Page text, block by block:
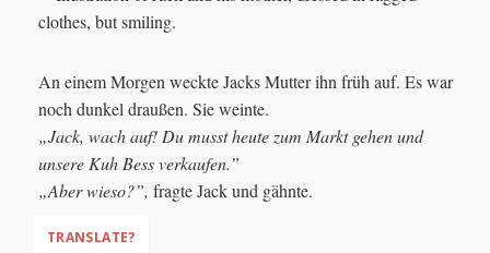
An einem Morgen weckte Jacks Mutter ihn früh auf. Es war
noch dunkel draußen. Sie weinte.
„Jack, wach auf! Du musst heute zum Markt gehen und
unsere Kuh Bess verkaufen.”
„Aber wieso?”, fragte Jack und gähnte.
TRANSLATE?